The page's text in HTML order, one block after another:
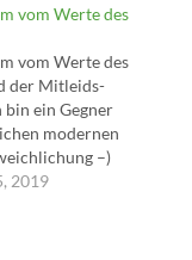
vom Werte des
vom Werte des
der Mitleids-
ein Gegner
modernen
–)
nur etwas
2019